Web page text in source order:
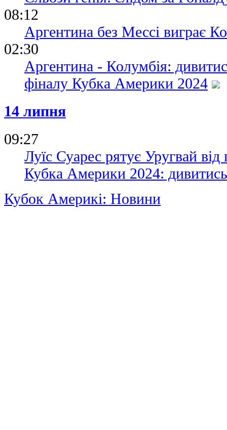
08:12
Аргентина без Мессі виграє
02:30
Аргентина - Колумбія:
фіналу Кубка Америки 2024
14 липня
09:27
Луїс Суарес рятує Уругвай
Кубка Америки 2024: дивитись
Кубок Америкі: Новини